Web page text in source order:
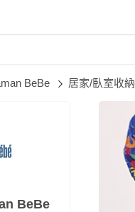
BeBe 居家/臥室收納
BeBe